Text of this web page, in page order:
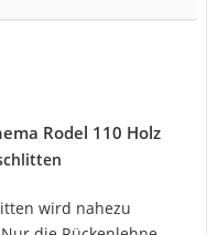
Rodel 110 Holz
wird nahezu